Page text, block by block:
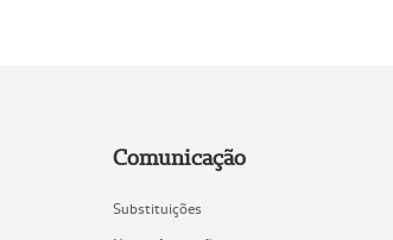
Comunicação
Substituições